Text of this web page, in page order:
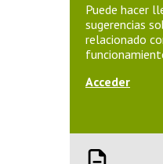
Puede hacer
sugerencias
relacionado
Acceder